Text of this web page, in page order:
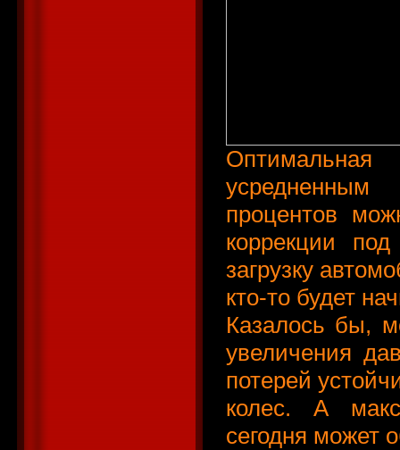
Оптимальная
усредненным
процентов
коррекции
загрузку
кто-то будет
Казалось бы,
увеличения
потерей
колес. А
сегодня может